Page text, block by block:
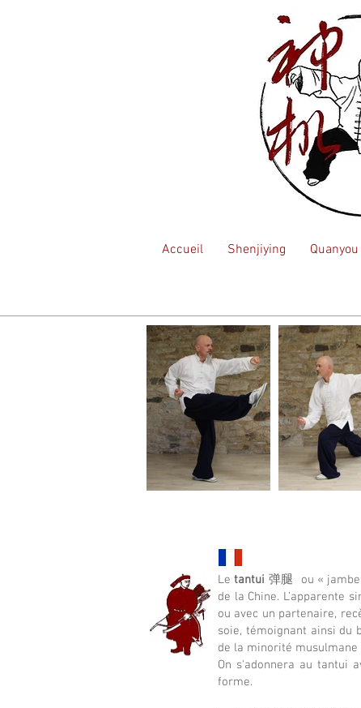
Accueil Shenjiying
Letantui 弹腿 ou «
de la Chine. L’apparente
ou avec un partenaire,
soie, témoignant ainsi du
de la minorité
On s'adonnera au tantui
forme.